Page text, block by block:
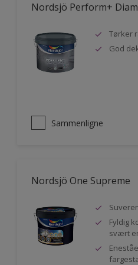
Nordsjö Perform+
Tørker
God
Sammenligne
Nordsjö One Supreme
Fyldig
svært